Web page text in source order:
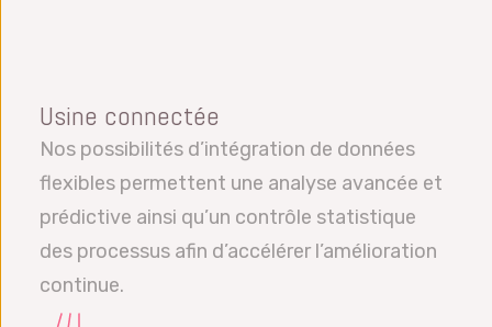
Usine connectée
Nos possibilités d’intégration de données
flexibles permettent une analyse avancée et
prédictive ainsi qu’un contrôle statistique
des processus afin d’accélérer l’amélioration
continue.